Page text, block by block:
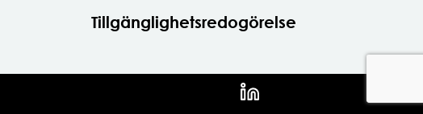
Tillgänglighetsredogörelse